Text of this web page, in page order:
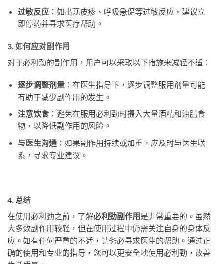
过敏反应：如出现皮疹、呼吸急促等过敏反应，建议立
即停药并寻求医疗帮助。
3. 如何应对副作用
对于必利劲的副作用，用户可以采取以下措施来减轻不适：
逐步调整剂量：在医生指导下，逐步调整服用剂量可能
有助于减少副作用的发生。
注意饮食：避免在服用必利劲时摄入大量酒精和油腻食
物，以降低副作用的风险。
与医生沟通：如果副作用持续或加重，应及时与医生联
系，寻求专业建议。
4. 总结
在使用必利勁之前，了解必利勁副作用是非常重要的。虽然
大多数副作用较轻，但在使用过程中仍需关注自身的身体反
应。如有任何严重的不适，请务必寻求医生的帮助。通过正
确的使用和专业的指导，您可以更安全地使用必利勁，改善